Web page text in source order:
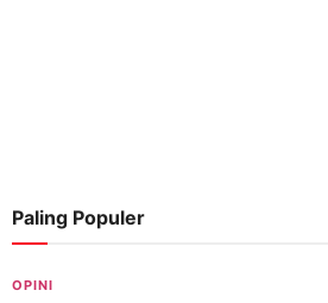
Paling Populer
OPINI